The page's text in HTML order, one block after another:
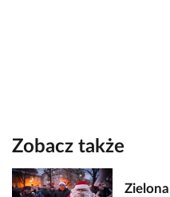
Zobacz także